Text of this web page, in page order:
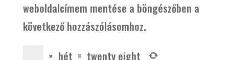
weboldalcímem mentése a böngészőben a
következő hozzászólásomhoz.
× hét = twenty eight